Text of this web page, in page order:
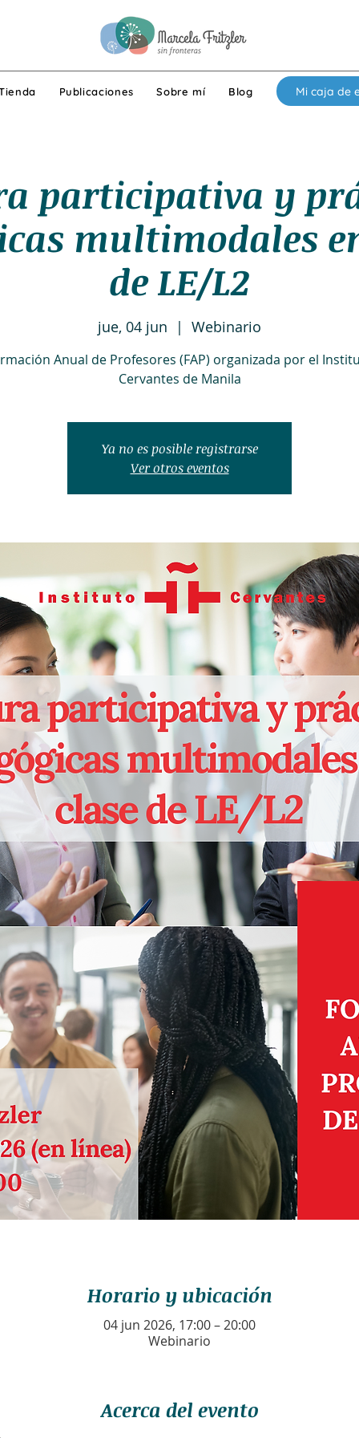
Publicaciones Sobre mí Blog Mi caja de
participativa y
multimodales
de LE/L2
jue, 04 jun
  |
Webinario
Anual de Profesores (FAP) organizada por el
Cervantes de Manila
Ya no es posible registrarse
Ver otros eventos
Horario y ubicación
04 jun 2026, 17:00 – 20:00
Webinario
Acerca del evento